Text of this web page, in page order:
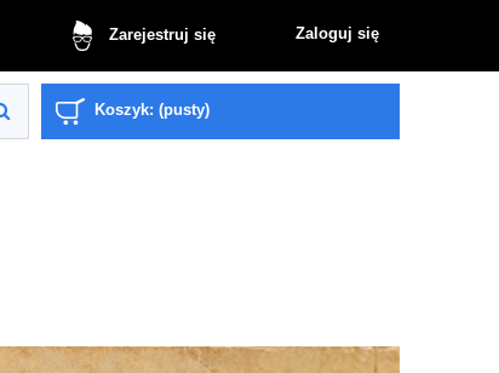
Zarejestruj się Zaloguj się
Koszyk: (pusty)